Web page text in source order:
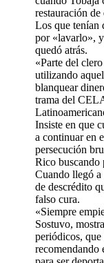
restauración
Los que tenían
por «lavarlo»,
quedó atrás.
«Parte del
utilizando
blanquear
trama del
Insiste en que
a continuar en
persecución
Rico buscando
Cuando llegó a
de descrédito
falso cura.
«Siempre
Sostuvo,
periódicos,
recomendando